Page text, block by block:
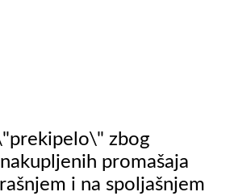
zbog
promašaja
i na spoljašnjem